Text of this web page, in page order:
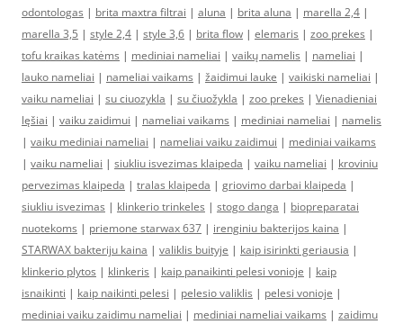
odontologas | brita maxtra filtrai | aluna | brita aluna | marella 2,4 |
marella 3,5 | style 2,4 | style 3,6 | brita flow | elemaris | zoo prekes |
tofu kraikas katėms | mediniai nameliai | vaikų namelis | nameliai |
lauko nameliai | nameliai vaikams | žaidimui lauke | vaikiski nameliai |
vaiku nameliai | su ciuozykla | su čiuožykla | zoo prekes | Vienadieniai
lęšiai | vaiku zaidimui | nameliai vaikams | mediniai nameliai | namelis
| vaiku mediniai nameliai | nameliai vaiku zaidimui | mediniai vaikams
| vaiku nameliai | siukliu isvezimas klaipeda | vaiku nameliai | kroviniu
pervezimas klaipeda | tralas klaipeda | griovimo darbai klaipeda |
siukliu isvezimas | klinkerio trinkeles | stogo danga | biopreparatai
nuotekoms | priemone starwax 637 | irenginiu bakterijos kaina |
STARWAX bakteriju kaina | valiklis buityje | kaip isirinkti geriausia |
klinkerio plytos | klinkeris | kaip panaikinti pelesi vonioje | kaip
isnaikinti | kaip naikinti pelesi | pelesio valiklis | pelesi vonioje |
mediniai vaiku zaidimu nameliai | mediniai nameliai vaikams | zaidimu